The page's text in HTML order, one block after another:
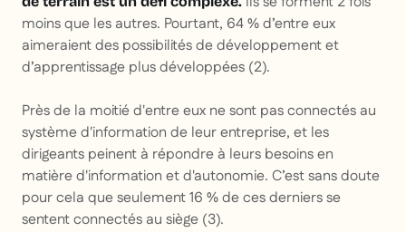
moins que les autres. Pourtant, 64 % d’entre eux
aimeraient des possibilités de développement et
d’apprentissage plus développées (2).
Près de la moitié d'entre eux ne sont pas connectés au
système d'information de leur entreprise, et les
dirigeants peinent à répondre à leurs besoins en
matière d'information et d'autonomie. C’est sans doute
pour cela que seulement 16 % de ces derniers se
sentent connectés au siège (3).